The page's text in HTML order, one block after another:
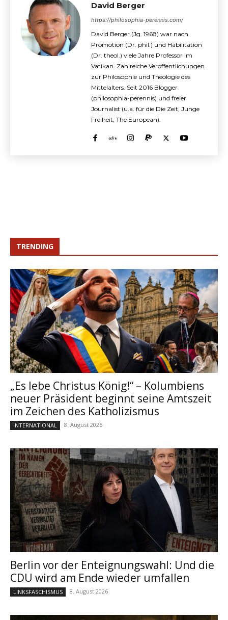
David Berger
https://philosophia-perennis.com/
David Berger (Jg. 1968) war nach
Promotion (Dr. phil.) und Habilitation
(Dr. theol.) viele Jahre Professor im
Vatikan. Zahlreiche Veröffentlichungen
zur Philosophie und Theologie des
Mittelalters. Seit 2016 Blogger
(philosophia-perennis) und freier
Journalist (u.a. für die Die Zeit, Junge
Freiheit, The European).
TRENDING
„Es lebe Christus König!“ – Kolumbiens
neuer Präsident beginnt seine Amtszeit
im Zeichen des Katholizismus
INTERNATIONAL 8. August 2026
Berlin vor der Enteignungswahl: Und die
CDU wird am Ende wieder umfallen
LINKSFASCHISMUS 8. August 2026